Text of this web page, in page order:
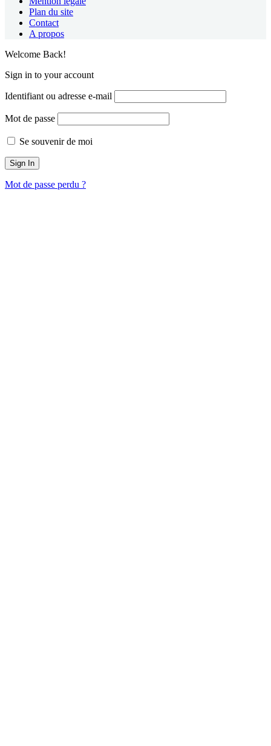
Plan du site
Contact
A propos
Welcome Back!
Sign in to your account
Identifiant ou adresse e-mail
Mot de passe
Se souvenir de moi
Mot de passe perdu ?